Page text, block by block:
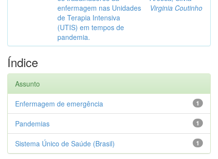
enfermagem nas Unidades
de Terapia Intensiva
(UTIS) em tempos de
pandemia.
Virginia Coutinho
Índice
Assunto
1
Enfermagem de emergência
1
Pandemias
1
Sistema Único de Saúde (Brasil)